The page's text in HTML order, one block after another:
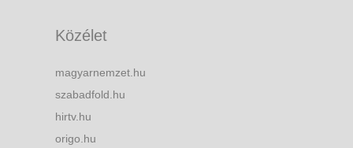
Közélet
magyarnemzet.hu
szabadfold.hu
hirtv.hu
origo.hu